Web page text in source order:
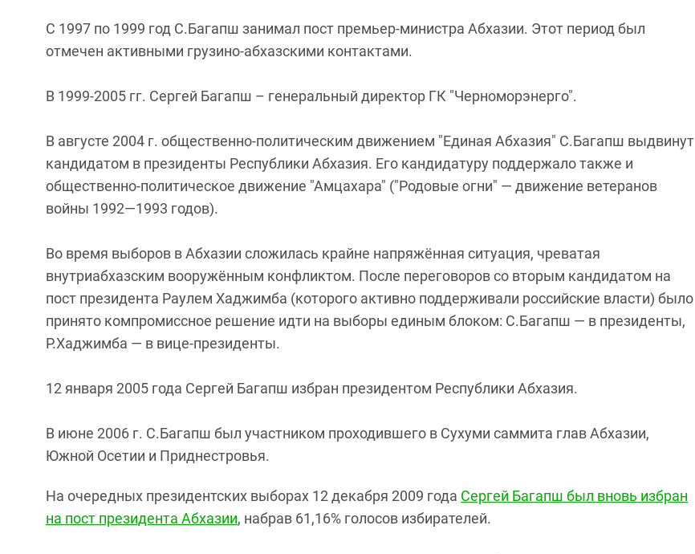
С 1997 по 1999 год С.Багапш занимал пост премьер-министра Абхазии. Этот период был
отмечен активными грузино-абхазскими контактами.
В 1999-2005 гг. Сергей Багапш – генеральный директор ГК "Черноморэнерго".
В августе 2004 г. общественно-политическим движением "Единая Абхазия" С.Багапш выдвинут
кандидатом в президенты Республики Абхазия. Его кандидатуру поддержало также и
общественно-политическое движение "Амцахара" ("Родовые огни" — движение ветеранов
войны 1992—1993 годов).
Во время выборов в Абхазии сложилась крайне напряжённая ситуация, чреватая
внутриабхазским вооружённым конфликтом. После переговоров со вторым кандидатом на
пост президента Раулем Хаджимба (которого активно поддерживали российские власти) было
принято компромиссное решение идти на выборы единым блоком: С.Багапш — в президенты,
Р.Хаджимба — в вице-президенты.
12 января 2005 года Сергей Багапш избран президентом Республики Абхазия.
В июне 2006 г. С.Багапш был участником проходившего в Сухуми саммита глав Абхазии,
Южной Осетии и Приднестровья.
На очередных президентских выборах 12 декабря 2009 года Сергей Багапш был вновь избран
на пост президента Абхазии, набрав 61,16% голосов избирателей.